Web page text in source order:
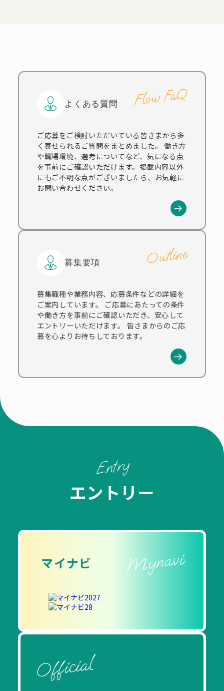
Flow FaQ
よくある質問
ご応募をご検討いただいている皆さまから多
く寄せられるご質問をまとめました。 働き方
や職場環境、選考についてなど、気になる点
を事前にご確認いただけます。掲載内容以外
にもご不明な点がございましたら、お気軽に
お問い合わせください。
Outline
募集要項
募集職種や業務内容、応募条件などの詳細を
ご案内しています。 ご応募にあたっての条件
や働き方を事前にご確認いただき、安心して
エントリーいただけます。 皆さまからのご応
募を心よりお待ちしております。
Entry
エントリー
マイナビ Mynavi
Official